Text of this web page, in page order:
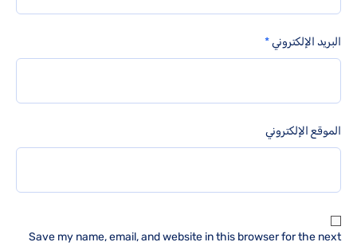
البريد الإلكتروني*
الموقع الإلكتروني
Save my name, email, and website in this browser for the next